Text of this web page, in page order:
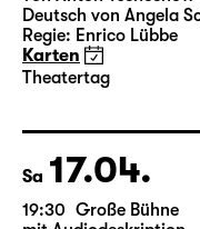
19:30 Große Bühne
Theatertag
Onkel Wanja
von Anton Tschechow
Karten
Theatertag